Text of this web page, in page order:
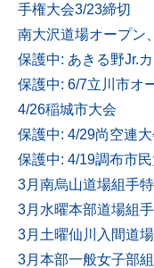
手権大会3/23締切
南大沢道場オープン
保護中: あきる野Jr.
保護中: 6/7立川市オ
4/26稲城市大会
保護中: 4/29尚空連
保護中: 4/19調布市
3月南烏山道場組手
3月水曜本部道場組
3月土曜仙川入間道
3月本部一般女子部